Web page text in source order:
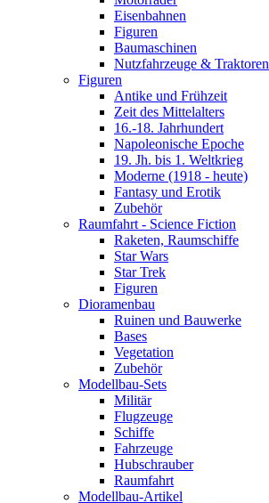
Eisenbahnen
Figuren
Baumaschinen
Nutzfahrzeuge & Traktoren
Figuren
Antike und Frühzeit
Zeit des Mittelalters
16.-18. Jahrhundert
Napoleonische Epoche
19. Jh. bis 1. Weltkrieg
Moderne (1918 - heute)
Fantasy und Erotik
Zubehör
Raumfahrt - Science Fiction
Raketen, Raumschiffe
Star Wars
Star Trek
Figuren
Dioramenbau
Ruinen und Bauwerke
Bases
Vegetation
Zubehör
Modellbau-Sets
Militär
Flugzeuge
Schiffe
Fahrzeuge
Hubschrauber
Raumfahrt
Modellbau-Artikel